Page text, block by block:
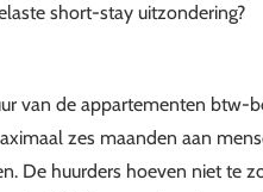
short-stay uitzondering?
van de appartementen btw-
zes maanden aan
De huurders hoeven niet te